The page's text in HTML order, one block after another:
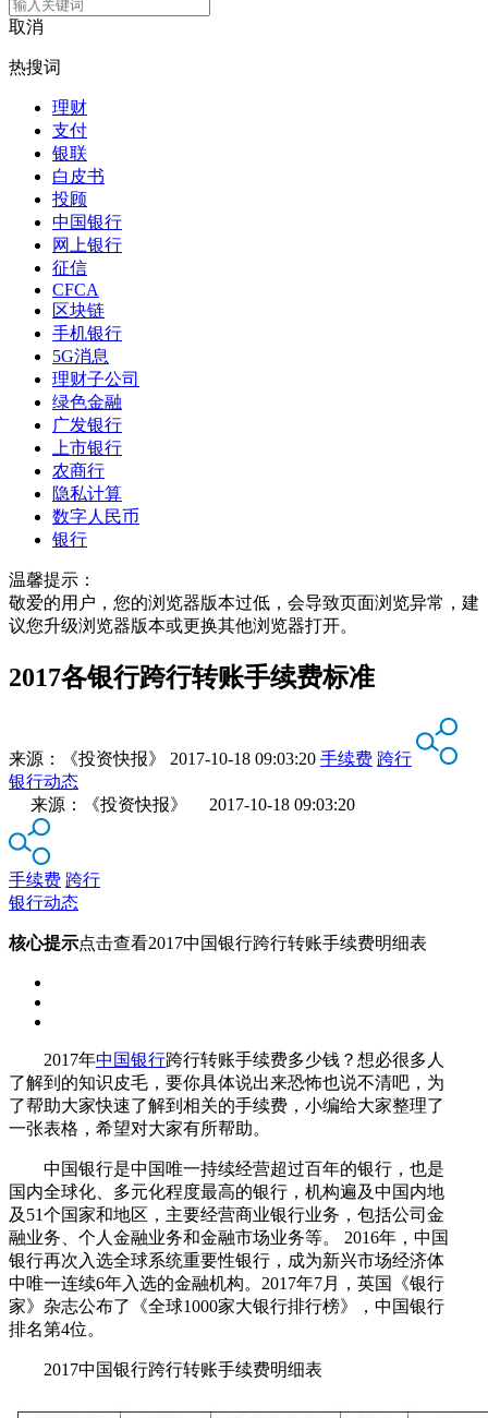
取消
热搜词
理财
支付
银联
白皮书
投顾
中国银行
网上银行
征信
CFCA
区块链
手机银行
5G消息
理财子公司
绿色金融
广发银行
上市银行
农商行
隐私计算
数字人民币
银行
温馨提示：
敬爱的用户，您的浏览器版本过低，会导致页面浏览异常，建
议您升级浏览器版本或更换其他浏览器打开。
2017各银行跨行转账手续费标准
来源： 《投资快报》 2017-10-18 09:03:20 手续费 跨行
银行动态
来源：《投资快报》 2017-10-18 09:03:20
手续费 跨行
银行动态
核心提示点击查看2017中国银行跨行转账手续费明细表
2017年中国银行跨行转账手续费多少钱？想必很多人
了解到的知识皮毛，要你具体说出来恐怖也说不清吧，为
了帮助大家快速了解到相关的手续费，小编给大家整理了
一张表格，希望对大家有所帮助。
中国银行是中国唯一持续经营超过百年的银行，也是
国内全球化、多元化程度最高的银行，机构遍及中国内地
及51个国家和地区，主要经营商业银行业务，包括公司金
融业务、个人金融业务和金融市场业务等。 2016年，中国
银行再次入选全球系统重要性银行，成为新兴市场经济体
中唯一连续6年入选的金融机构。2017年7月，英国《银行
家》杂志公布了《全球1000家大银行排行榜》，中国银行
排名第4位。
2017中国银行跨行转账手续费明细表